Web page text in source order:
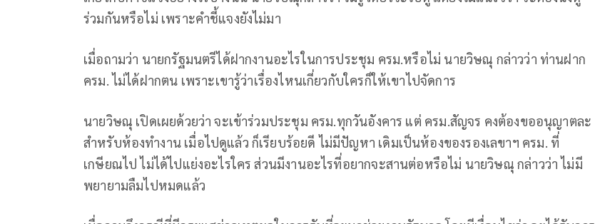
ร่วมกันหรือไม่ เพราะคำชี้แจงยังไม่มา
เมื่อถามว่า นายกรัฐมนตรีได้ฝากงานอะไรในการประชุม ครม.หรือไม่ นายวิษณุ กล่าวว่า ท่านฝาก
ครม. ไม่ได้ฝากตน เพราะเขารู้ว่าเรื่องไหนเกี่ยวกับใครก็ให้เขาไปจัดการ
นายวิษณุ เปิดเผยด้วยว่า จะเข้าร่วมประชุม ครม.ทุกวันอังคาร แต่ ครม.สัญจร คงต้องขออนุญาตละ
สำหรับห้องทำงาน เมื่อไปดูแล้ว ก็เรียบร้อยดี ไม่มีปัญหา เดิมเป็นห้องของรองเลขาฯ ครม. ที่
เกษียณไป ไม่ได้ไปแย่งอะไรใคร ส่วนมีงานอะไรที่อยากจะสานต่อหรือไม่ นายวิษณุ กล่าวว่า ไม่มี
พยายามลืมไปหมดแล้ว